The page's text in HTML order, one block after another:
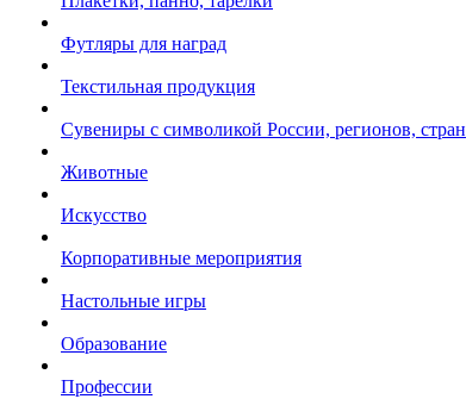
Футляры для наград
Текстильная продукция
Сувениры с символикой России, регионов, стран
Животные
Искусство
Корпоративные мероприятия
Настольные игры
Образование
Профессии